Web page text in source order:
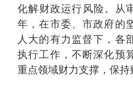
化解财政运行风险。从
年，在市委、市政府的
人大的有力监督下，各
执行工作，不断深化预
重点领域财力支撑，保持